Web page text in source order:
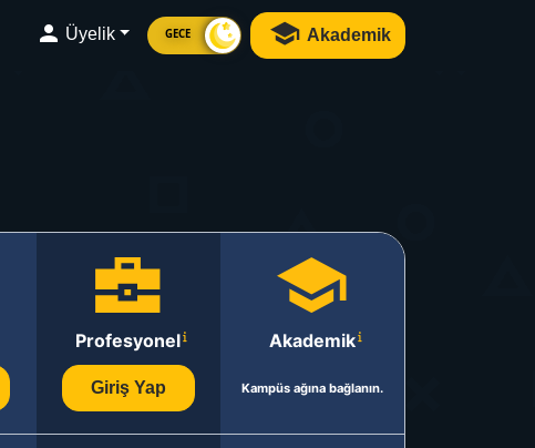
Üyelik GECE Akademik
Profesyonel
Giriş Yap
Akademik
Kampüs ağına bağlanın.